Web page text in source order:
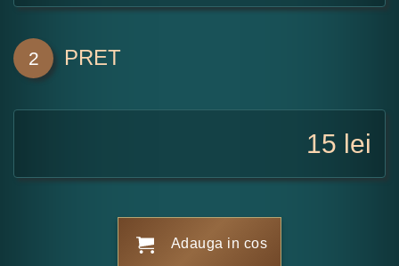
2 PRET
15 lei
Adauga in cos